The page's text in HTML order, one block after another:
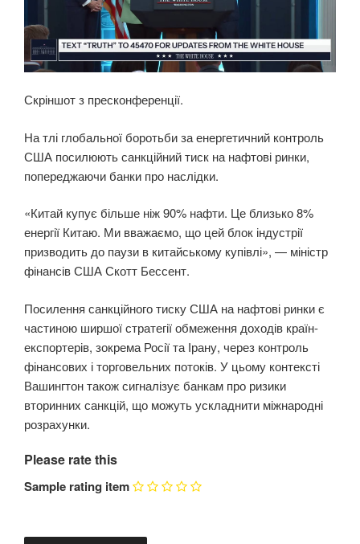
Скріншот з пресконференції.
На тлі глобальної боротьби за енергетичний контроль
США посилюють санкційний тиск на нафтові ринки,
попереджаючи банки про наслідки.
«Китай купує більше ніж 90% нафти. Це близько 8%
енергії Китаю. Ми вважаємо, що цей блок індустрії
призводить до паузи в китайському купівлі», — міністр
фінансів США Скотт Бессент.
Посилення санкційного тиску США на нафтові ринки є
частиною ширшої стратегії обмеження доходів країн-
експортерів, зокрема Росії та Ірану, через контроль
фінансових і торговельних потоків. У цьому контексті
Вашингтон також сигналізує банкам про ризики
вторинних санкцій, що можуть ускладнити міжнародні
розрахунки.
Please rate this
Sample rating item